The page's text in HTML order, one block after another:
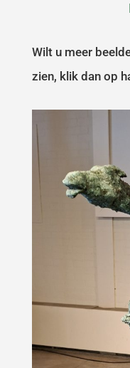
Wilt u meer
zien, klik dan op